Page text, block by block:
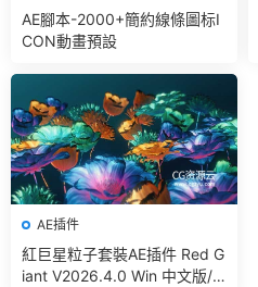
AE腳本-2000+簡約線條圖标I
CON動畫預設
AE插件
紅巨星粒子套裝AE插件 Red G
iant V2026.4.0 Win 中文版/